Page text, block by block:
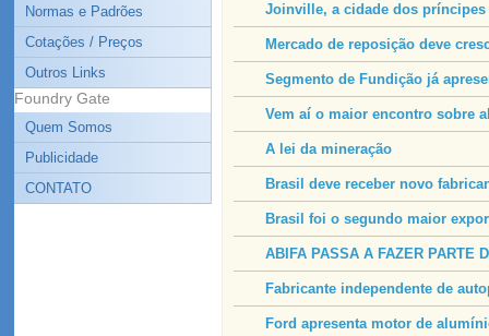
Normas e Padrões
Cotações / Preços
Outros Links
Foundry Gate
Quem Somos
Publicidade
CONTATO
Joinville, a cidade dos príncipes
Mercado de reposição deve
Segmento de Fundição já
Vem aí o maior encontro sobre
A lei da mineração
Brasil deve receber novo
Brasil foi o segundo maior
ABIFA PASSA A FAZER PARTE
Fabricante independente de
Ford apresenta motor de